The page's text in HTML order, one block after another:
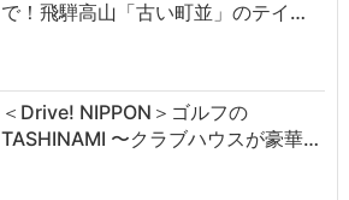
で！飛騨高山「古い町並」のテイ…
＜Drive! NIPPON＞ゴルフの
TASHINAMI 〜クラブハウスが豪華…